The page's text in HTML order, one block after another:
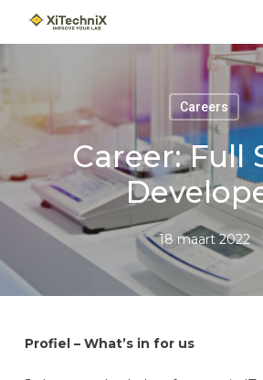
content
Careers
Career: Full
18 maart 2022
Profiel – What’s in for us